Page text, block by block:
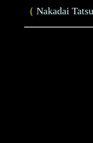
（ Nakadai